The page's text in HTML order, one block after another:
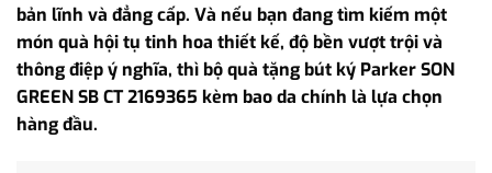
bản lĩnh và đẳng cấp. Và nếu bạn đang tìm kiếm một
món quà hội tụ tinh hoa thiết kế, độ bền vượt trội và
thông điệp ý nghĩa, thì bộ quà tặng bút ký Parker SON
GREEN SB CT 2169365 kèm bao da chính là lựa chọn
hàng đầu.